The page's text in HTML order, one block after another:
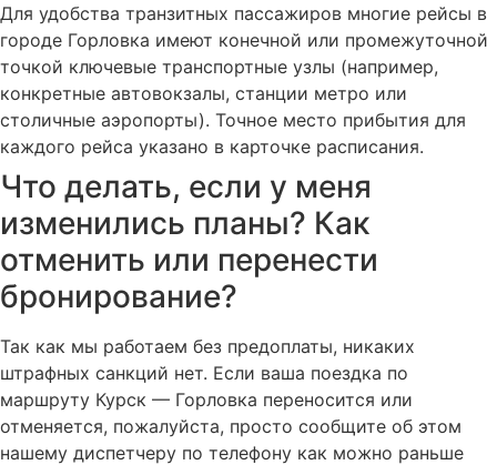
Для удобства транзитных пассажиров многие рейсы в
городе Горловка имеют конечной или промежуточной
точкой ключевые транспортные узлы (например,
конкретные автовокзалы, станции метро или
столичные аэропорты). Точное место прибытия для
каждого рейса указано в карточке расписания.
Что делать, если у меня
изменились планы? Как
отменить или перенести
бронирование?
Так как мы работаем без предоплаты, никаких
штрафных санкций нет. Если ваша поездка по
маршруту Курск — Горловка переносится или
отменяется, пожалуйста, просто сообщите об этом
нашему диспетчеру по телефону как можно раньше